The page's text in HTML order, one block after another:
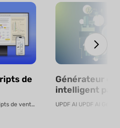
de
UPDF AI Générateur de scripts de vente UPDF AI transforme des PDF de pro...
Générateur
intelligent par
en ligne